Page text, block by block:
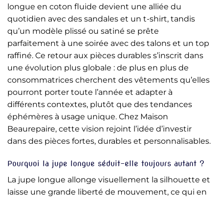
longue en coton fluide devient une alliée du
quotidien avec des sandales et un t-shirt, tandis
qu’un modèle plissé ou satiné se prête
parfaitement à une soirée avec des talons et un top
raffiné. Ce retour aux pièces durables s’inscrit dans
une évolution plus globale : de plus en plus de
consommatrices cherchent des vêtements qu’elles
pourront porter toute l’année et adapter à
différents contextes, plutôt que des tendances
éphémères à usage unique. Chez Maison
Beaurepaire, cette vision rejoint l’idée d’investir
dans des pièces fortes, durables et personnalisables.
Pourquoi la jupe longue séduit-elle toujours autant ?
La jupe longue allonge visuellement la silhouette et
laisse une grande liberté de mouvement, ce qui en